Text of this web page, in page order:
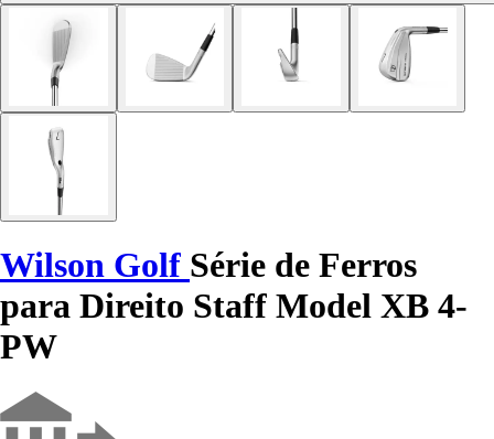
Wilson Golf Série de Ferros
para Direito Staff Model XB 4-
PW